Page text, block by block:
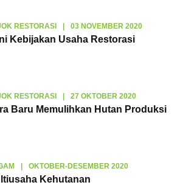
RESTORASI | 03 NOVEMBER 2020
Kebijakan Usaha Restorasi
RESTORASI | 27 OKTOBER 2020
Baru Memulihkan Hutan Produksi
| OKTOBER-DESEMBER 2020
Kehutanan